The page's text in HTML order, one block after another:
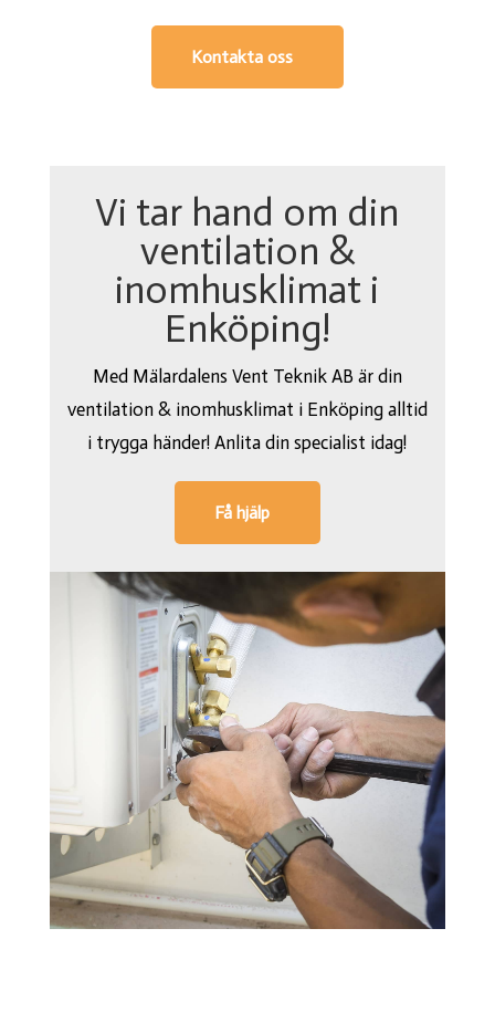
Kontakta oss
Vi tar hand om din
ventilation &
inomhusklimat i
Enköping!
Med Mälardalens Vent Teknik AB är din
ventilation & inomhusklimat i Enköping alltid
i trygga händer! Anlita din specialist idag!
Få hjälp